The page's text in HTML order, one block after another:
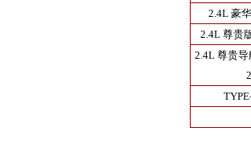
2.4L 豪
2.4L 尊贵
2.4L 尊贵